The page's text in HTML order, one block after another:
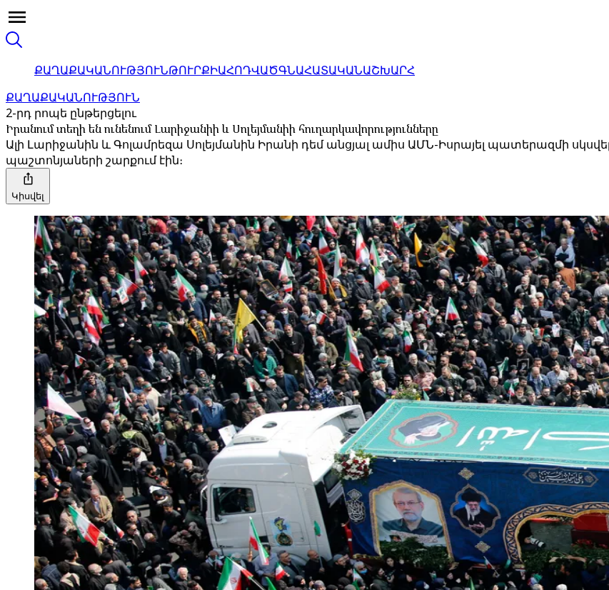
ՔԱՂԱՔԱԿԱՆՈՒԹՅՈՒՆԹՈՒՐՔԻԱՀՈԴՎԱԾԳՆԱՀԱՏԱԿԱՆԱՇԽԱՐՀ
ՔԱՂԱՔԱԿԱՆՈՒԹՅՈՒՆ
2-րդ րոպե ընթերցելու
Իրանում տեղի են ունենում Լարիջանիի և Սոլեյմանիի հուղարկավորությունները
Ալի Լարիջանին և Գոլամրեզա Սոլեյմանին Իրանի դեմ անցյալ ամիս ԱՄՆ-Իսրայել պատերազմի
պաշտոնյաների շարքում էին։
Կիսվել